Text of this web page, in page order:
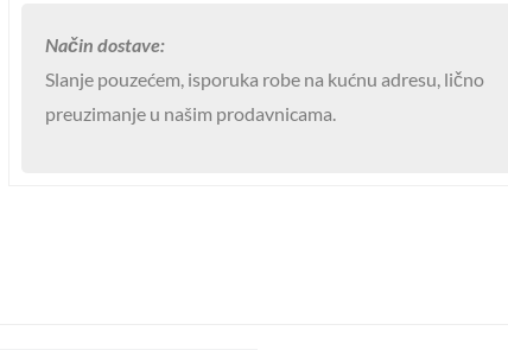
Marbella
GRE
količina
Način dostave:
Slanje pouzećem, isporuka robe na kućnu adresu, lično
preuzimanje u našim prodavnicama.